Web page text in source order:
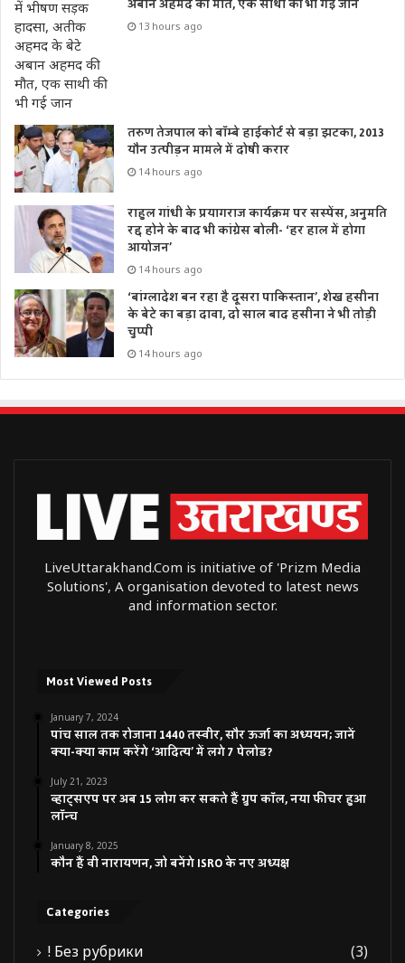
अबान अहमद की मौत, एक साथी की भी गई जान
13 hours ago
तरुण तेजपाल को बॉम्बे हाईकोर्ट से बड़ा झटका, 2013
यौन उत्पीड़न मामले में दोषी करार
14 hours ago
राहुल गांधी के प्रयागराज कार्यक्रम पर सस्पेंस, अनुमति
रद्द होने के बाद भी कांग्रेस बोली- ‘हर हाल में होगा
आयोजन’
14 hours ago
‘बांग्लादेश बन रहा है दूसरा पाकिस्तान’, शेख हसीना
के बेटे का बड़ा दावा, दो साल बाद हसीना ने भी तोड़ी
चुप्पी
14 hours ago
LiveUttarakhand.Com is initiative of 'Prizm Media
Solutions', A organisation devoted to latest news
and information sector.
Most Viewed Posts
January 7, 2024
पांच साल तक रोजाना 1440 तस्वीर, सौर ऊर्जा का अध्ययन; जानें
क्या-क्या काम करेंगे ‘आदित्य’ में लगे 7 पेलोड?
July 21, 2023
व्हाट्सएप पर अब 15 लोग कर सकते हैं ग्रुप कॉल, नया फीचर हुआ
लॉन्च
January 8, 2025
कौन हैं वी नारायणन, जो बनेंगे ISRO के नए अध्यक्ष
Categories
! Без рубрики
(3)